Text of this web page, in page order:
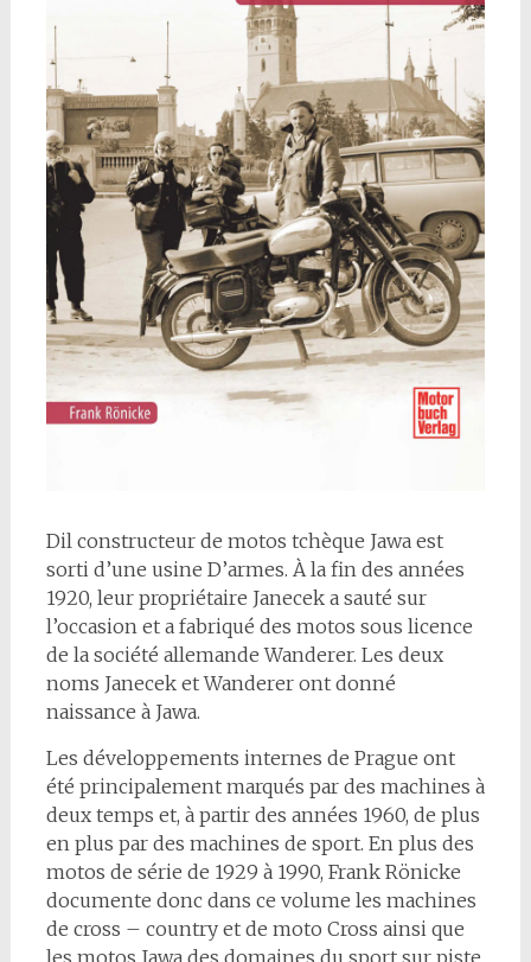
Dil constructeur de motos tchèque Jawa est
sorti d’une usine D’armes. À la fin des années
1920, leur propriétaire Janecek a sauté sur
l’occasion et a fabriqué des motos sous licence
de la société allemande Wanderer. Les deux
noms Janecek et Wanderer ont donné
naissance à Jawa.
Les développements internes de Prague ont
été principalement marqués par des machines à
deux temps et, à partir des années 1960, de plus
en plus par des machines de sport. En plus des
motos de série de 1929 à 1990, Frank Rönicke
documente donc dans ce volume les machines
de cross – country et de moto Cross ainsi que
les motos Jawa des domaines du sport sur piste,